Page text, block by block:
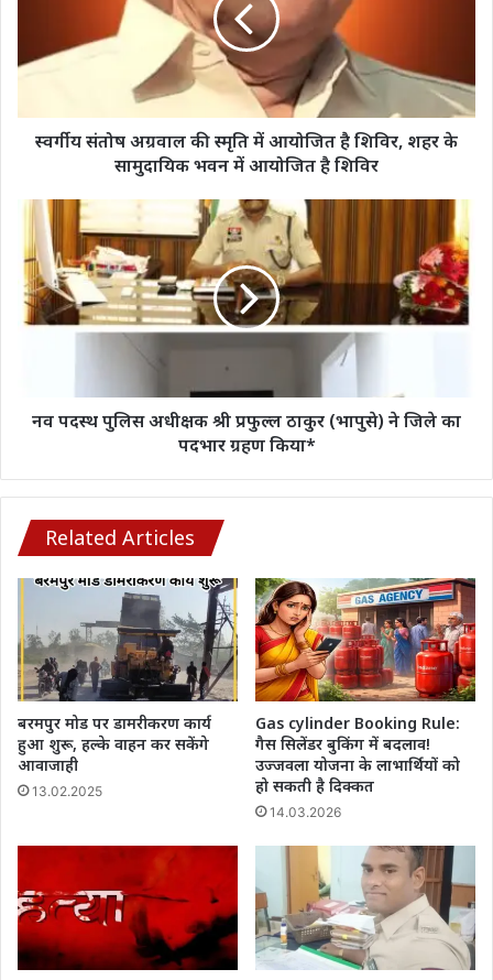
आयोजित
शिविर,
शहर
भवन
आयोजित
शिविर
स्वर्गीय संतोष अग्रवाल की स्मृति में आयोजित है शिविर, शहर के
सामुदायिक भवन में आयोजित है शिविर
नव
पुलिस
अधीक्षक
श्री
प्रफुल्ल
जिलेनव पदस्थ पुलिस अधीक्षक श्री प्रफुल्ल ठाकुर (भापुसे) ने जिले का
पदभार ग्रहण किया*
Related Articles
बरमपुर मोड पर डामरीकरण कार्य
हुआ शुरू, हल्के वाहन कर सकेंगे
आवाजाही
13.02.2025
Gas cylinder Booking Rule:
गैस सिलेंडर बुकिंग में बदलाव!
उज्जवला योजना के लाभार्थियों को
हो सकती है दिक्कत
14.03.2026